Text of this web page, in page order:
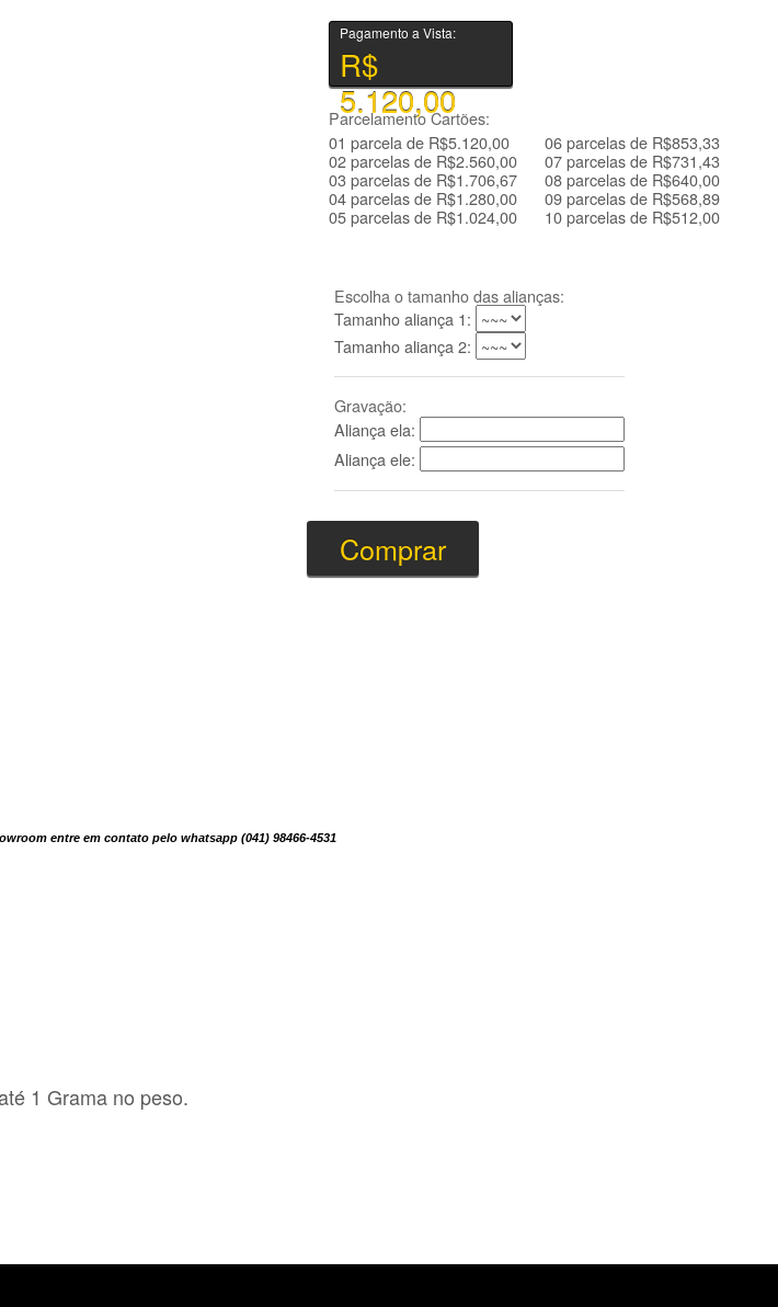
Pagamento a Vista:
R$
5.120,00
Parcelamento Cartões:
01 parcela de R$5.120,00
02 parcelas de R$2.560,00
03 parcelas de R$1.706,67
04 parcelas de R$1.280,00
05 parcelas de R$1.024,00
06 parcelas de R$853,33
07 parcelas de R$731,43
08 parcelas de R$640,00
09 parcelas de R$568,89
10 parcelas de R$512,00
Escolha o tamanho das alianças:
Tamanho aliança 1:
Tamanho aliança 2:
Gravação:
Aliança ela:
Aliança ele:
entre em contato pelo whatsapp (041) 98466-4531
1 Grama no peso.